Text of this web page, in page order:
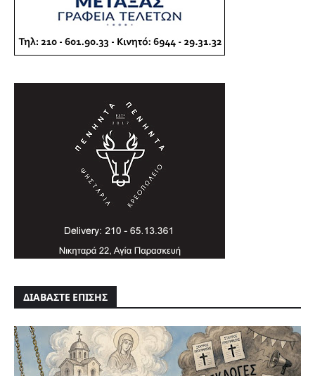
ΔΙΑΒΑΣΤΕ ΕΠΙΣΗΣ